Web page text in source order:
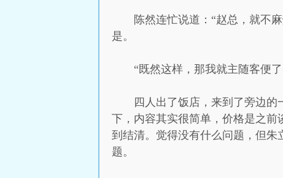
陈然连忙说道：“赵总，就不
是。
“既然这样，那我就主随客便
四人出了饭店，来到了旁边
下，内容其实很简单，价格是之
到结清。觉得没有什么问题，但朱
题。